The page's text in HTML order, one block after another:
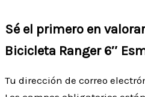
Sé el primero en
Bicicleta Ranger 6″
Tu dirección de correo